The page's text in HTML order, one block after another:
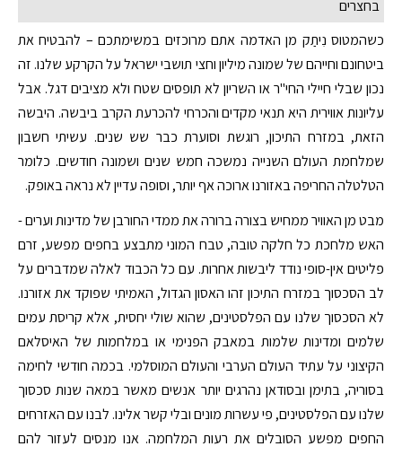
בחצרים
כשהמטוס נִיתַק מן האדמה אתם מרוכזים במשימתכם – להבטיח את
ביטחונם וחייהם של שמונה מיליון וחצי תושבי ישראל על הקרקע שלנו. זה
נכון שבלי חיילי החי"ר או השריון לא תופסים שטח ולא מציבים דגל. אבל
עליונות אווירית היא תנאי מקדים והכרחי להכרעת הקרב ביבשה. היבשה
הזאת, במזרח התיכון, רוגשת וסוערת כבר שש שנים. עשיתי חשבון
שמלחמת העולם השנייה נמשכה חמש שנים ושמונה חודשים. כלומר
הטלטלה החריפה באזורנו ארוכה אף יותר, וסופה עדיין לא נראה באופק.
מבט מן האוויר ממחיש בצורה ברורה את ממדי החורבן של מדינות וערים -
האש מלחכת כל חלקה טובה, טבח המוני מתבצע בחפים מפשע, זרם
פליטים אין-סופי נודד ליבשות אחרות. עם כל הכבוד לאלה שמדברים על
לב הסכסוך במזרח התיכון זהו האסון הגדול, האמיתי שפוקד את אזורנו.
לא הסכסוך שלנו עם הפלסטינים, שהוא שולי יחסית, אלא קריסת עמים
שלמים ומדינות שלמות במאבק הפנימי או במלחמות של האיסלאם
הקיצוני על עתיד העולם הערבי והעולם המוסלמי. בכמה חודשי לחימה
בסוריה, בתימן ובסודאן נהרגים יותר אנשים מאשר במאה שנות סכסוך
שלנו עם הפלסטינים, פי עשרות מונים ובלי קשר אלינו. לבנו עם האזרחים
החפים מפשע הסובלים את רעות המלחמה. אנו מנסים לעזור להם